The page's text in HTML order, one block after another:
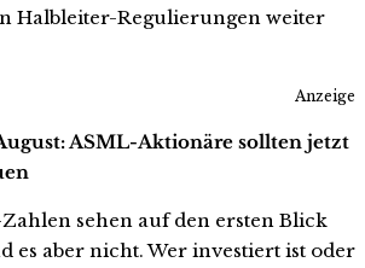
Halbleiter-Regulierungen weiter
Anzeige
ASML-Aktionäre sollten jetzt
sehen auf den ersten Blick
es aber nicht. Wer investiert ist oder